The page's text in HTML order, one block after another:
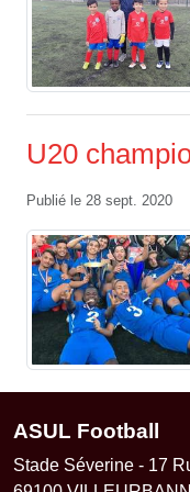
U20
Publié le 28 sept. 2020
ASUL Football
Stade Séverine - 17